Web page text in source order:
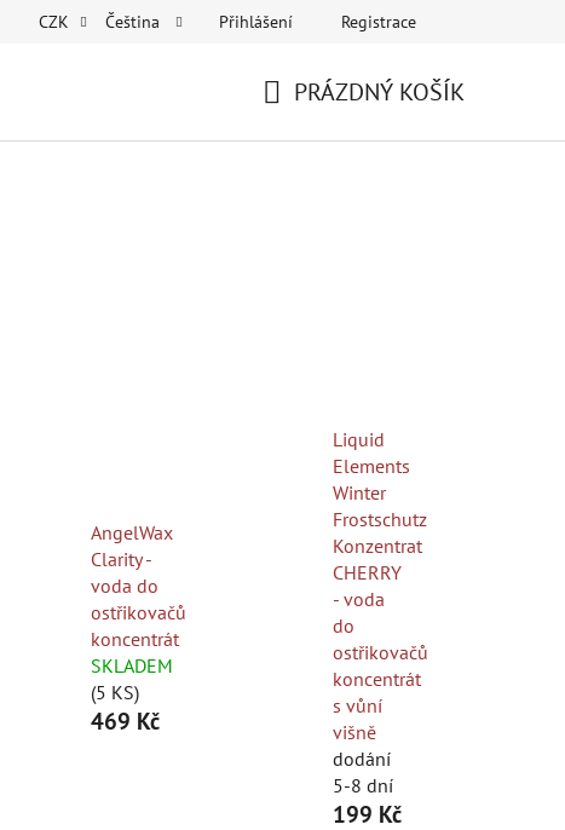
CZK Čeština Přihlášení Registrace
PRÁZDNÝ KOŠÍK
AngelWax
Clarity -
voda do
ostřikovačů
koncentrát
SKLADEM
(5 KS)
469 Kč
Liquid
Elements
Winter
Frostschutz
Konzentrat
CHERRY
- voda
do
ostřikovačů
koncentrát
s vůní
višně
dodání
5-8 dní
199 Kč